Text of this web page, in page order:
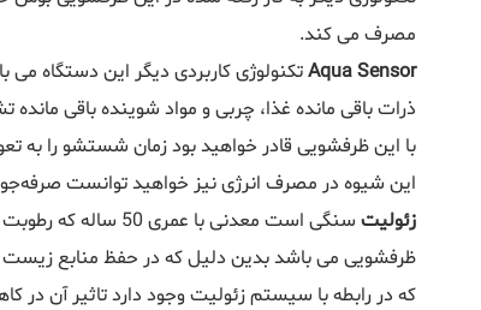
مصرف می کند.
Aqua Sensorتکنولوژی کاربردی دیگر این دستگاه
ذرات باقی مانده غذا، چربی و مواد شوینده باقی
این شیوه در مصرف انرژی نیز خواهید توانست
زئولیت
سنگی است معدنی
ظرفشویی می باشد بدین دلیل که در حفظ منابع
که در رابطه با سیستم زئولیت وجود دارد تاثیر آن در کاهش 10 درصدی هزینه برق